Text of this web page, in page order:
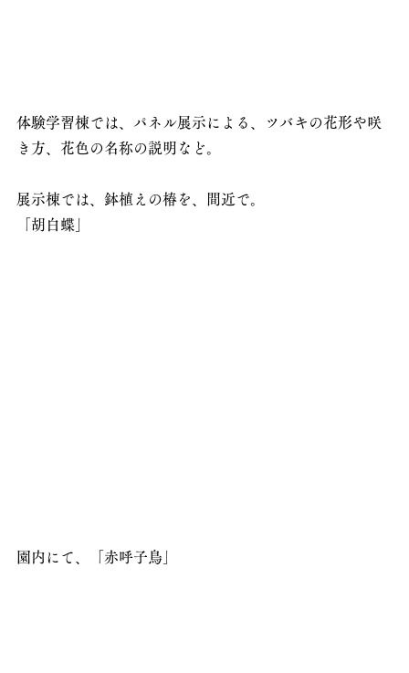
体験学習棟では、パネル展示による、ツバキの花形や咲
き方、花色の名称の説明など。
展示棟では、鉢植えの椿を、間近で。
「胡白蝶」
園内にて、「赤呼子鳥」